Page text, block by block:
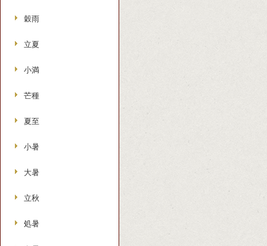
穀雨
立夏
小満
芒種
夏至
小暑
大暑
立秋
処暑